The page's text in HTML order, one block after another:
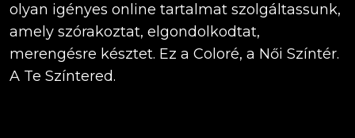
olyan igényes online tartalmat szolgáltassunk,
amely szórakoztat, elgondolkodtat,
merengésre késztet. Ez a Coloré, a Női Színtér.
A Te Színtered.